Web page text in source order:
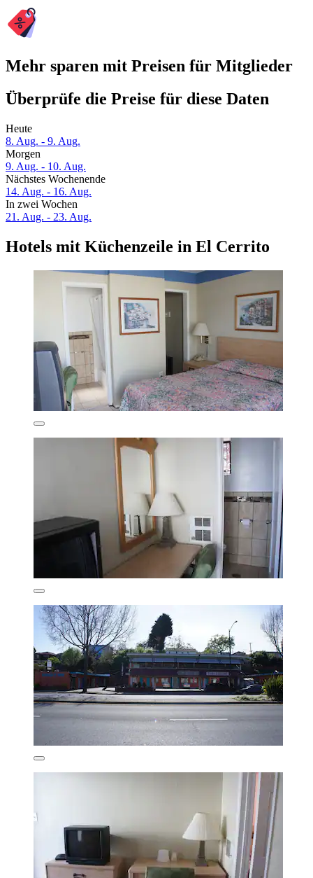
Mehr sparen mit Preisen für Mitglieder
Überprüfe die Preise für diese Daten
Heute
8. Aug. - 9. Aug.
Morgen
9. Aug. - 10. Aug.
Nächstes Wochenende
14. Aug. - 16. Aug.
In zwei Wochen
21. Aug. - 23. Aug.
Hotels mit Küchenzeile in El Cerrito